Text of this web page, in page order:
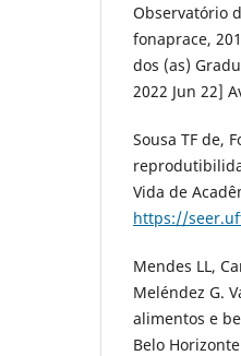
Observatório
fonaprace,
dos (as)
2022 Jun 22]
Sousa TF de,
Vida de
https://
Mendes LL,
Meléndez G.
alimentos e
Belo